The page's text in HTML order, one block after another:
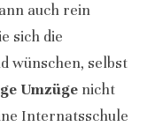
auch rein
sich die
wünschen, selbst
Umzügenicht
Internatsschule